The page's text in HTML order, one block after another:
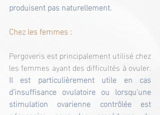
produisent pas naturellement.
Chez les femmes :
Pergoveris est principalement utilisé chez
Il est particulièrement utile en cas
d'insuffisance ovulatoire ou lorsqu'une
stimulation ovarienne contrôlée est